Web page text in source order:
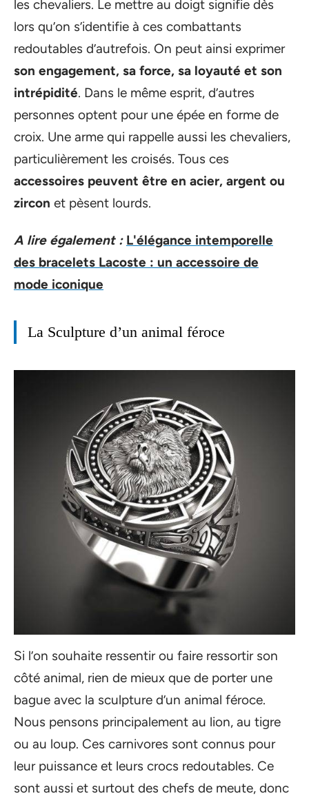
les chevaliers. Le mettre au doigt signifie dès
lors qu’on s’identifie à ces combattants
redoutables d’autrefois. On peut ainsi exprimer
son engagement, sa force, sa loyauté et son
intrépidité. Dans le même esprit, d’autres
personnes optent pour une épée en forme de
croix. Une arme qui rappelle aussi les chevaliers,
particulièrement les croisés. Tous ces
accessoires peuvent être en acier, argent ou
zircon et pèsent lourds.
A lire également : L'élégance intemporelle
des bracelets Lacoste : un accessoire de
mode iconique
La Sculpture d’un animal féroce
Si l’on souhaite ressentir ou faire ressortir son
côté animal, rien de mieux que de porter une
bague avec la sculpture d’un animal féroce.
Nous pensons principalement au lion, au tigre
ou au loup. Ces carnivores sont connus pour
leur puissance et leurs crocs redoutables. Ce
sont aussi et surtout des chefs de meute, donc